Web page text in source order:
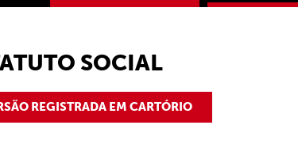
SOCIAL
REGISTRADA EM CARTÓRIO